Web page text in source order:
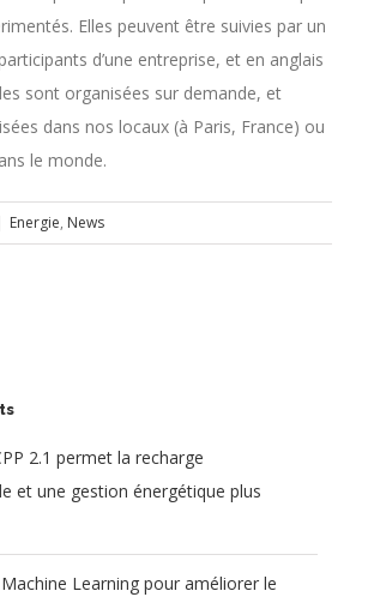
Elles peuvent être suivies par un
d’une entreprise, et en anglais
sont organisées sur demande, et
dans nos locaux (à Paris, France) ou
le monde.
Energie, News
2.1 permet la recharge
et une gestion énergétique plus
Learning pour améliorer le